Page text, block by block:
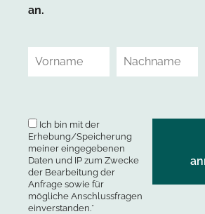
an.
Ich bin mit der
Erhebung/Speicherung
meiner eingegebenen
Daten und IP zum Zwecke
der Bearbeitung der
Anfrage sowie für
mögliche Anschlussfragen
einverstanden.*